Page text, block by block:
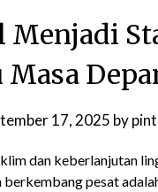
Menjadi
17, 2025 by
dan keberlanjutan
pesat